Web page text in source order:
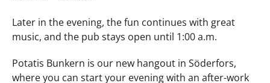
Later in the evening, the fun continues with great
music, and the pub stays open until 1:00 a.m.
Potatis Bunkern is our new hangout in Söderfors,
where you can start your evening with an after-work